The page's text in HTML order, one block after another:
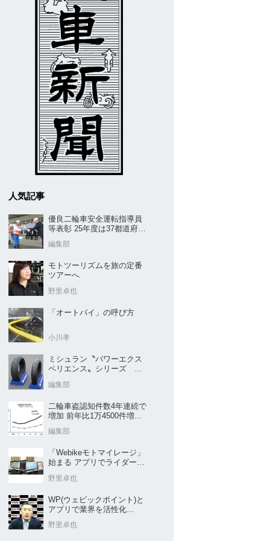
人気記事
優良二輪車安全運転指導員
等表彰 25年度は37都道府県
編集部
モトツーリズムを旅の定番
ツアーへ
野里卓也
「オートバイ」の呼び方
小川孝
ミシュラン〝パワーエクス
ペリエンス〟シリーズ
売
編集部
二輪車盗認知件数4年連続で
増加 前年比1万4500件増／
編集部
「Webikeモトマイレージ」
始まる アプリでライダーと
野里卓也
WP(ウェビックポイント)と
アプリで業界を活性化
野里卓也